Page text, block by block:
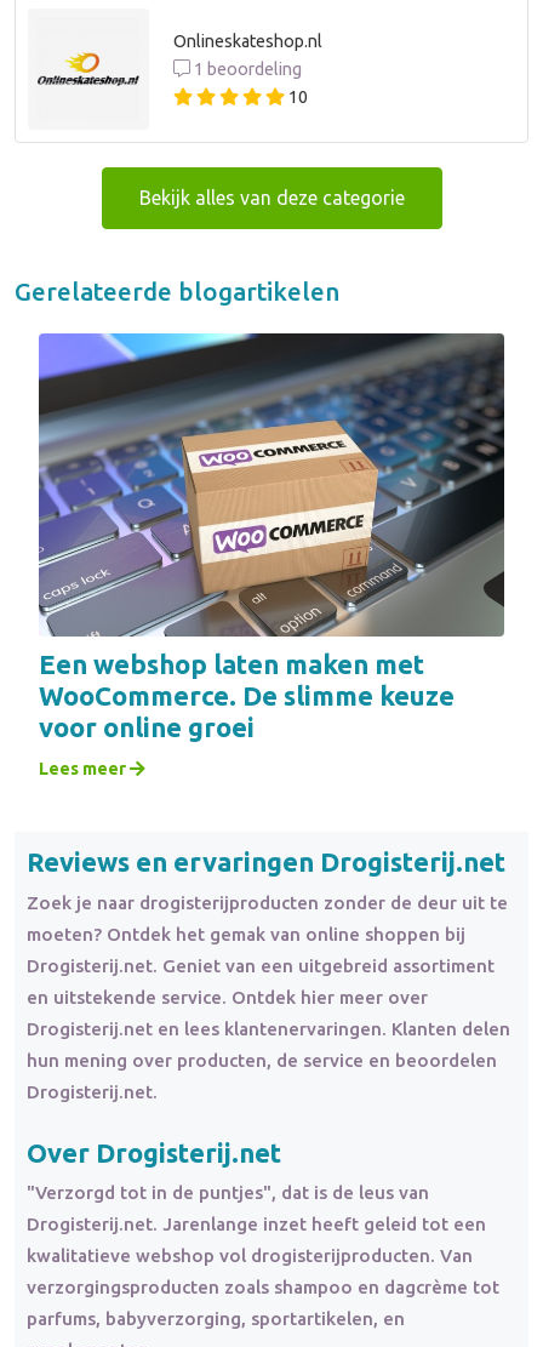
Onlineskateshop.nl
1 beoordeling
10
Bekijk alles van deze categorie
Gerelateerde blogartikelen
Een webshop laten maken met
WooCommerce. De slimme keuze
voor online groei
Lees meer
Reviews en ervaringen Drogisterij.net
Zoek je naar drogisterijproducten zonder de deur uit te
moeten? Ontdek het gemak van online shoppen bij
Drogisterij.net. Geniet van een uitgebreid assortiment
en uitstekende service. Ontdek hier meer over
Drogisterij.net en lees klantenervaringen. Klanten delen
hun mening over producten, de service en beoordelen
Drogisterij.net.
Over Drogisterij.net
"Verzorgd tot in de puntjes", dat is de leus van
Drogisterij.net. Jarenlange inzet heeft geleid tot een
kwalitatieve webshop vol drogisterijproducten. Van
verzorgingsproducten zoals shampoo en dagcrème tot
parfums, babyverzorging, sportartikelen, en